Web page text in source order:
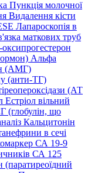
Пункція молочної
Видалення кісти
Лапароскопія в
маткових труб
оксипрогестерон
Альфа
(АМГ)
(анти-ТГ)
(АТ
Естріол вільний
(глобулін, що
Кальцитонін
в сечі
СА 19-9
СА 125
(паратиреоїдний